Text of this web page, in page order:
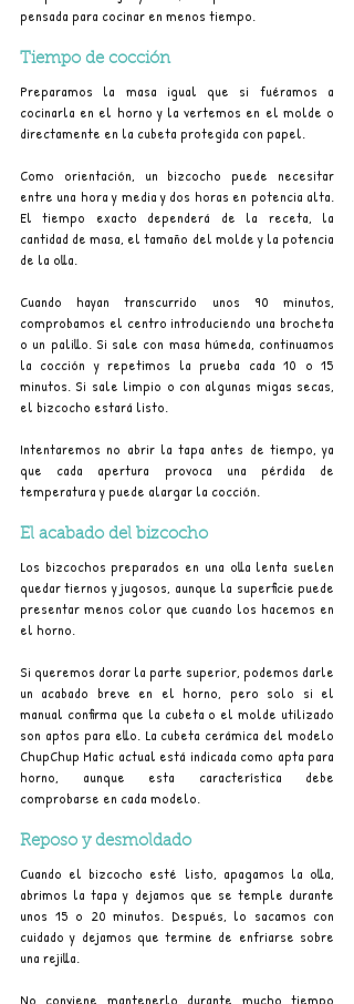
pensada para cocinar en menos tiempo.
Tiempo de cocción
Preparamos la masa igual que si fuéramos a
cocinarla en el horno y la vertemos en el molde o
directamente en la cubeta protegida con papel.
Como orientación, un bizcocho puede necesitar
entre una hora y media y dos horas en potencia alta.
El tiempo exacto dependerá de la receta, la
cantidad de masa, el tamaño del molde y la potencia
de la olla.
Cuando hayan transcurrido unos 90 minutos,
comprobamos el centro introduciendo una brocheta
o un palillo. Si sale con masa húmeda, continuamos
la cocción y repetimos la prueba cada 10 o 15
minutos. Si sale limpio o con algunas migas secas,
el bizcocho estará listo.
Intentaremos no abrir la tapa antes de tiempo, ya
que cada apertura provoca una pérdida de
temperatura y puede alargar la cocción.
El acabado del bizcocho
Los bizcochos preparados en una olla lenta suelen
quedar tiernos y jugosos, aunque la superficie puede
presentar menos color que cuando los hacemos en
el horno.
Si queremos dorar la parte superior, podemos darle
un acabado breve en el horno, pero solo si el
manual confirma que la cubeta o el molde utilizado
son aptos para ello. La cubeta cerámica del modelo
ChupChup Matic actual está indicada como apta para
horno, aunque esta característica debe
comprobarse en cada modelo.
Reposo y desmoldado
Cuando el bizcocho esté listo, apagamos la olla,
abrimos la tapa y dejamos que se temple durante
unos 15 o 20 minutos. Después, lo sacamos con
cuidado y dejamos que termine de enfriarse sobre
una rejilla.
No conviene mantenerlo durante mucho tiempo